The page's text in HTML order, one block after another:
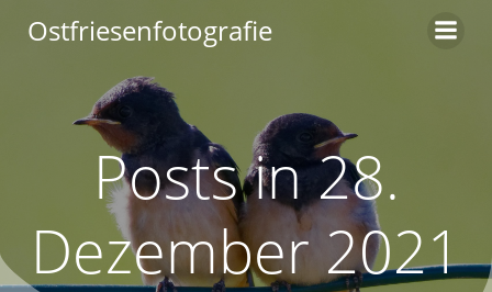
Inhalt
Ostfriesenfotografie
Posts in 28.
Dezember 2021